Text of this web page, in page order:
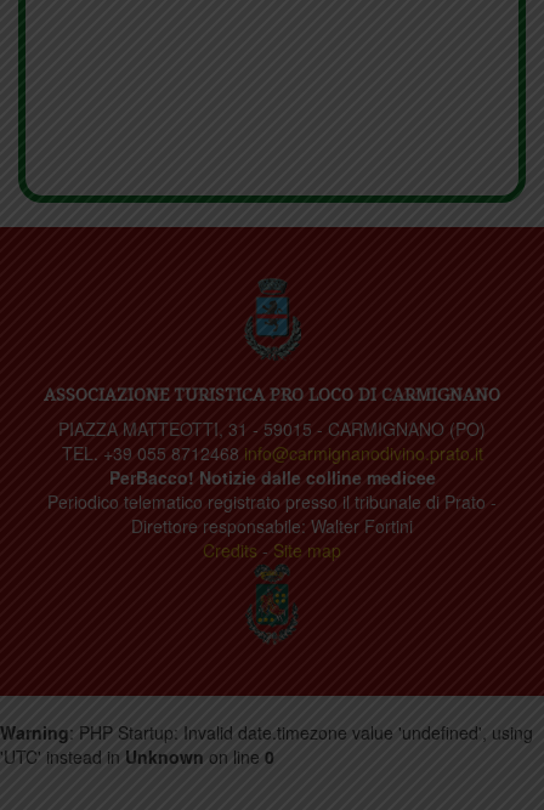
ASSOCIAZIONE TURISTICA PRO LOCO DI CARMIGNANO
PIAZZA MATTEOTTI, 31 - 59015 - CARMIGNANO (PO)
TEL. +39 055 8712468 info@carmignanodivino.prato.it
PerBacco! Notizie dalle colline medicee
Periodico telematico registrato presso il tribunale di Prato -
Direttore responsabile: Walter Fortini
Credits - Site map
Warning: PHP Startup: Invalid date.timezone value 'undefined', using
'UTC' instead in Unknown on line 0